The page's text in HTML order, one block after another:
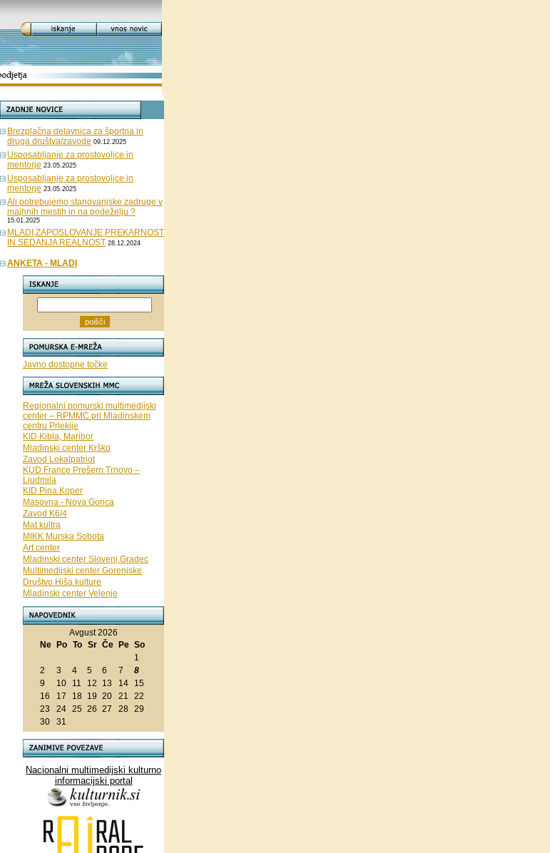
Brezplačna delavnica za športna in
druga društva/zavode 09.12.2025
Usposabljanje za prostovoljce in
mentorje 23.05.2025
Usposabljanje za prostovoljce in
mentorje 23.05.2025
Ali potrebujemo stanovanjske zadruge v
majhnih mestih in na podeželju ?
15.01.2025
MLADI,ZAPOSLOVANJE,PREKARNOST
IN SEDANJA REALNOST 28.12.2024
ANKETA - MLADI
Javno dostopne točke
Regionalni pomurski multimedijski
center – RPMMC pri Mladinskem
centru Prlekije
KID Kibla, Maribor
Mladinski center Krško
Zavod Lokalpatriot
KUD France Prešern Trnovo –
Ljudmila
KID Pina Koper
Masovna - Nova Gorica
Zavod K6/4
Mat kultra
MIKK Murska Sobota
Art center
Mladinski center Slovenj Gradec
Multimedijski center Gorenjske
Društvo Hiša kulture
Mladinski center Velenje
Avgust 2026
Ne
Po To Sr Če Pe So
1
2
3 4 5 6 7
8
9
10 11 12 13 14
15
16
17 18 19 20 21
22
23
24 25 26 27 28 29
30
31
Nacionalni multimedijski kulturno
informacijski portal